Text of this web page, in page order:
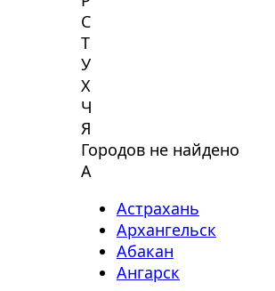
С
Т
У
Х
Ч
Я
Городов не найдено
А
Астрахань
Архангельск
Абакан
Ангарск